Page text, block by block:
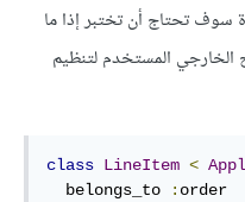
سوف تحتاج أن تختبر إذا ما
الخارجي المستخدم لتنظيم
class LineItem <
  belongs_to
: order